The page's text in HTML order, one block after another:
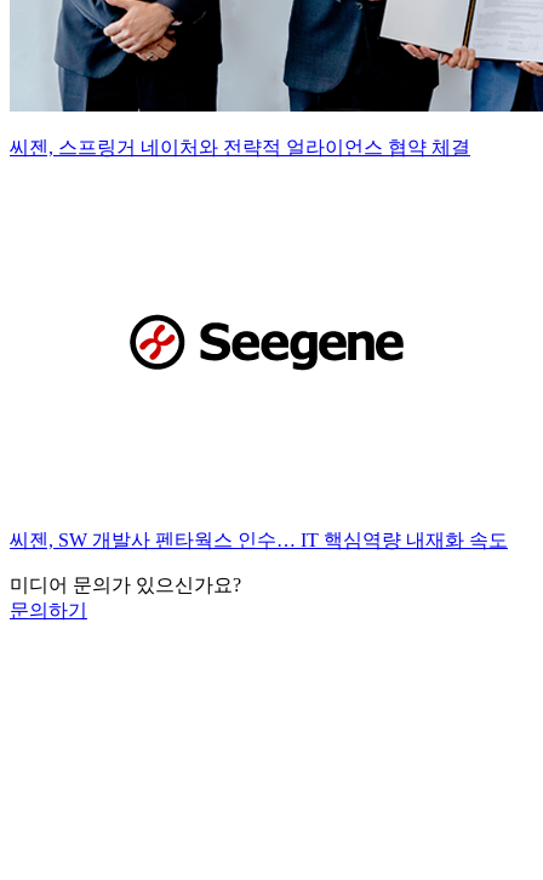
씨젠, 스프링거 네이처와 전략적 얼라이언스 협약 체결
씨젠, SW 개발사 펜타웍스 인수… IT 핵심역량 내재화 속도
미디어 문의가 있으신가요?
문의하기